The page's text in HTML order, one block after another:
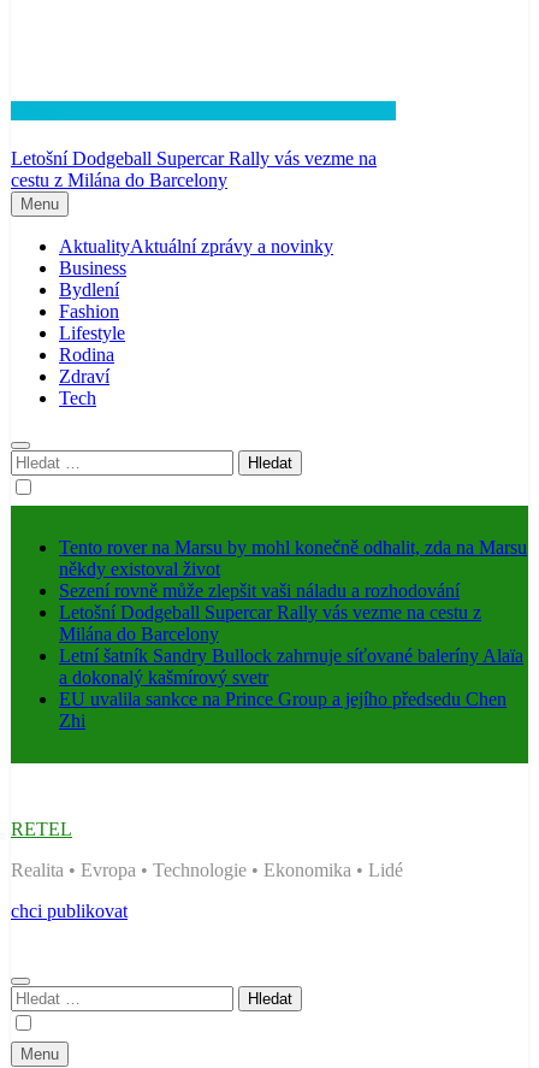
Letošní Dodgeball Supercar Rally vás vezme na
cestu z Milána do Barcelony
Menu
AktualityAktuální zprávy a novinky
Business
Bydlení
Fashion
Lifestyle
Rodina
Zdraví
Tech
Vyhledávání
Tento rover na Marsu by mohl konečně odhalit, zda na Marsu
někdy existoval život
Sezení rovně může zlepšit vaši náladu a rozhodování
Letošní Dodgeball Supercar Rally vás vezme na cestu z
Milána do Barcelony
Letní šatník Sandry Bullock zahrnuje síťované baleríny Alaïa
a dokonalý kašmírový svetr
EU uvalila sankce na Prince Group a jejího předsedu Chen
Zhi
RETEL
Realita • Evropa • Technologie • Ekonomika • Lidé
chci publikovat
Vyhledávání
Menu